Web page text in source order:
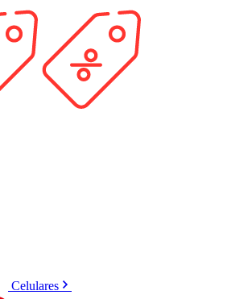
Celulares